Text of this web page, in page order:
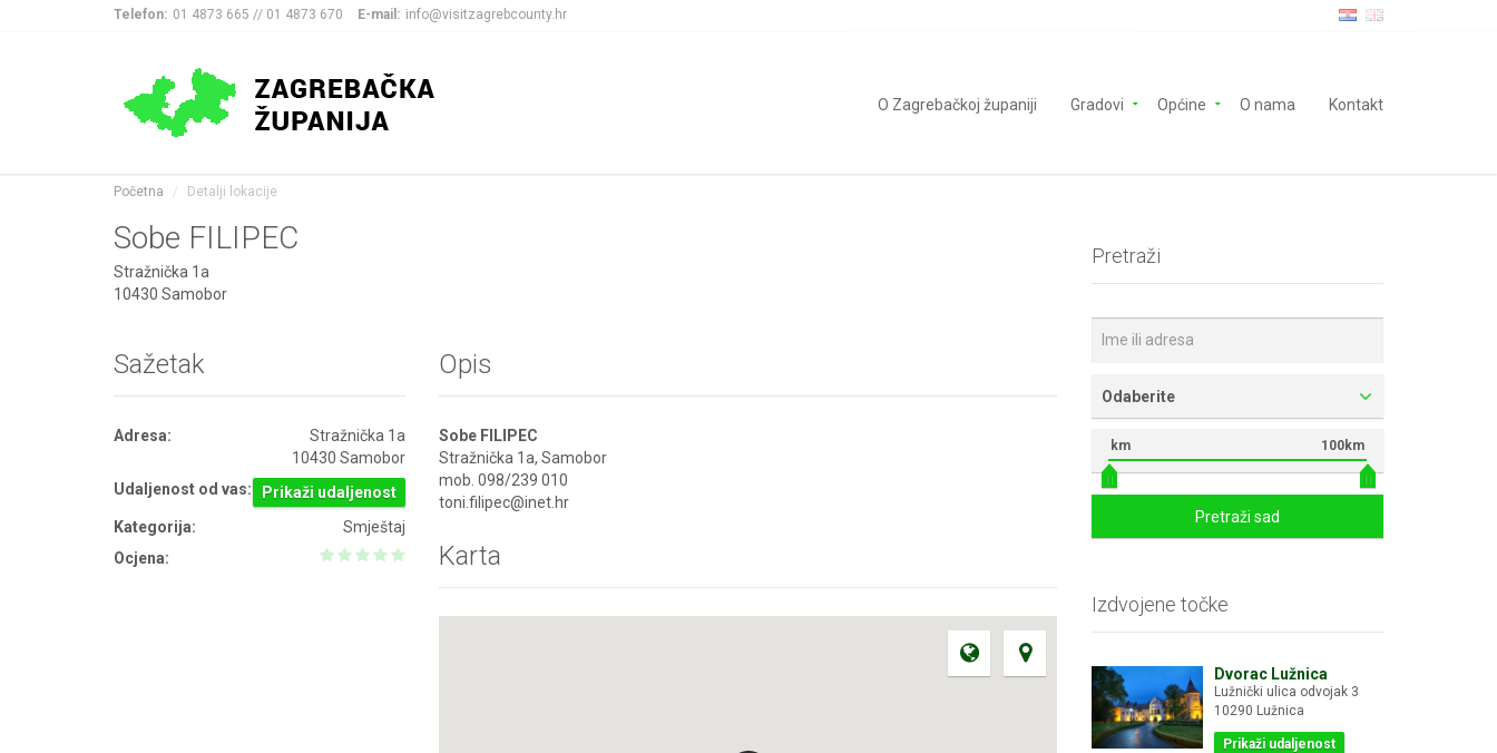
Telefon: 01 4873 665 // 01 4873 670 E-mail: info@visitzagrebcounty.hr
O Zagrebačkoj županiji Gradovi Općine O nama Kontakt
Početna Detalji lokacije
Sobe FILIPEC
Stražnička 1a
10430 Samobor
Sažetak
Adresa:
Stražnička 1a
10430 Samobor
Udaljenost od vas:
Prikaži udaljenost
Kategorija:
Smještaj
Ocjena:
Opis
Sobe FILIPEC
Stražnička 1a, Samobor
mob. 098/239 010
toni.filipec@inet.hr
Karta
Pretraži
Odaberite
km 100km
Pretraži sad
Izdvojene točke
Dvorac Lužnica
Lužnički ulica odvojak 3
10290 Lužnica
Prikaži udaljenost